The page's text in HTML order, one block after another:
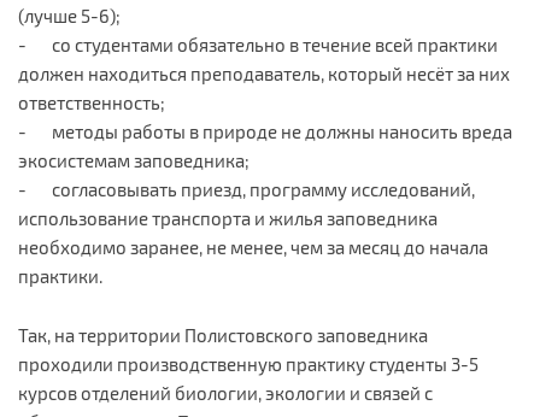
(лучше 5-6);
- со студентами обязательно в течение всей практики
должен находиться преподаватель, который несёт за них
ответственность;
- методы работы в природе не должны наносить вреда
экосистемам заповедника;
- согласовывать приезд, программу исследований,
использование транспорта и жилья заповедника
необходимо заранее, не менее, чем за месяц до начала
практики.
Так, на территории Полистовского заповедника
проходили производственную практику студенты 3-5
курсов отделений биологии, экологии и связей с